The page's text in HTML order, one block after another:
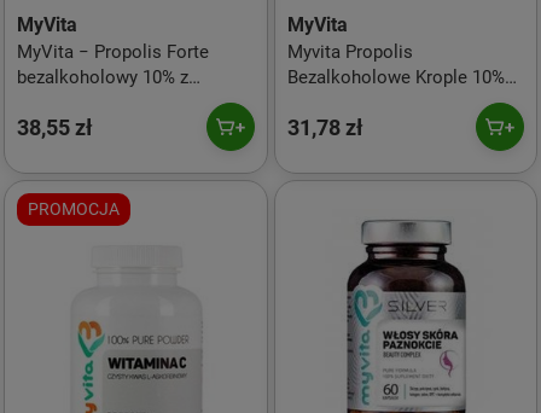
MyVita
MyVita − Propolis Forte
bezalkoholowy 10% z
miodem Manuka − 50 ml
38,55 zł
MyVita
Myvita Propolis
Bezalkoholowe Krople 10%
31,78 zł
PROMOCJA